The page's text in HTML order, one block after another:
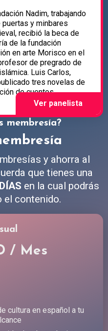
Nadim, trabajando
y minbares
recibió la beca de
de la fundación
en arte Morisco en el
de pregrado de
Luis Carlos,
tres novelas de
de cuentos.
membresía?
y ahorra al
que tienes una
en la cual podrás
el contenido.
/ Mes
cultura en español a tu